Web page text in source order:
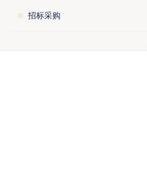
招标采购